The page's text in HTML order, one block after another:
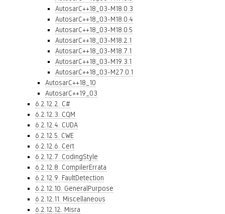
AutosarC++18_03-M18.0.3
AutosarC++18_03-M18.0.4
AutosarC++18_03-M18.0.5
AutosarC++18_03-M18.2.1
AutosarC++18_03-M18.7.1
AutosarC++18_03-M19.3.1
AutosarC++18_03-M27.0.1
AutosarC++18_10
AutosarC++19_03
6.2.12.2. C#
6.2.12.3. CQM
6.2.12.4. CUDA
6.2.12.5. CWE
6.2.12.6. Cert
6.2.12.7. CodingStyle
6.2.12.8. CompilerErrata
6.2.12.9. FaultDetection
6.2.12.10. GeneralPurpose
6.2.12.11. Miscellaneous
6.2.12.12. Misra